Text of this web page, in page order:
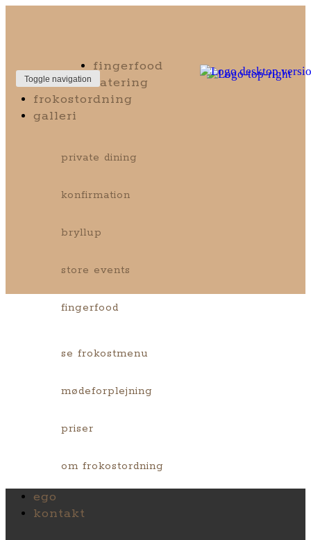
Toggle navigation
fingerfood
catering
private dining
konfirmation
bryllup
store events
fingerfood
frokostordning
se frokostmenu
mødeforplejning
priser
om frokostordning
galleri
ego
kontakt